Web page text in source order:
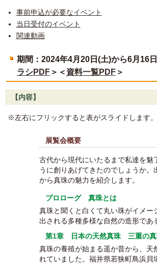
事前申込が必要なイベント
当日受付のイベント
関連動画
期間：2024年4月20日(土)から6月16
ラシPDF ＞＜ 資料一覧PDF ＞
【内容】
※左右にフリックすると表がスライドします。
展覧会概要
古代から現代にいたるまで私達を
うに創りあげてきたのでしょうか
から真珠の魅力を紹介します。
プロローグ 真珠とは
真珠と聞くと白くて丸い珠がイメ
出される多種多様な自然の造形であ
第1章 日本の天然真珠 三重の
真珠の養殖が始まる遥か昔から、
れていました。福井県若狭町鳥浜